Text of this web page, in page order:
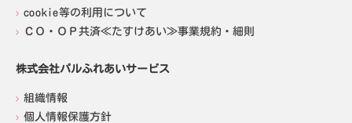
cookie等の利用について
ＣＯ・ＯＰ共済≪たすけあい≫事業規約・細則
株式会社パルふれあいサービス
組織情報
個人情報保護方針